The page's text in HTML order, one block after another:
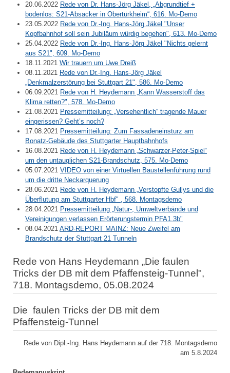
20.06.2022 Rede von Dr. Hans-Jörg Jäkel, „Abgrundtief +
bodenlos: S21-Absacker in Obertürkheim“, 616. Mo-Demo
23.05.2022 Rede von Dr.-Ing. Hans-Jörg Jäkel "Unser
Kopfbahnhof soll sein Jubiläum würdig begehen", 613. Mo-Demo
25.04.2022 Rede von Dr.-Ing. Hans-Jörg Jäkel "Nichts gelernt
aus S21", 609. Mo-Demo
18.11.2021 Wir trauern um Uwe Dreiß
08.11.2021 Rede von Dr.-Ing. Hans-Jörg Jäkel
„Denkmalzerstörung bei Stuttgart 21", 586. Mo-Demo
06.09.2021 Rede von H. Heydemann „Kann Wasserstoff das
Klima retten?", 578. Mo-Demo
21.08.2021 Pressemitteilung: „Versehentlich“ tragende Mauer
eingerissen? Geht’s noch?
17.08.2021 Pressemitteilung: Zum Fassadeneinsturz am
Bonatz-Gebäude des Stuttgarter Hauptbahnhofs
16.08.2021 Rede von H. Heydemann „Schwarzer-Peter-Spiel“
um den untauglichen S21-Brandschutz, 575. Mo-Demo
05.07.2021 VIDEO von einer Virtuellen Baustellenführung rund
um die dritte Neckarquerung
28.06.2021 Rede von H. Heydemann „Verstopfte Gullys und die
Überflutung am Stuttgarter Hbf" , 568. Montagsdemo
28.04.2021 Pressemitteilung „Natur-, Umweltverbände und
Vereinigungen verlassen Erörterungstermin PFA1.3b"
08.04.2021 ARD-REPORT MAINZ: Neue Zweifel am
Brandschutz der Stuttgart 21 Tunneln
Rede von Hans Heydemann „Die faulen
Tricks der DB mit dem Pfaffensteig-Tunnel",
718. Montagsdemo, 05.08.2024
Die faulen Tricks der DB mit dem
Pfaffensteig-Tunnel
Rede von Dipl.-Ing. Hans Heydemann auf der 718. Montagsdemo
am 5.8.2024